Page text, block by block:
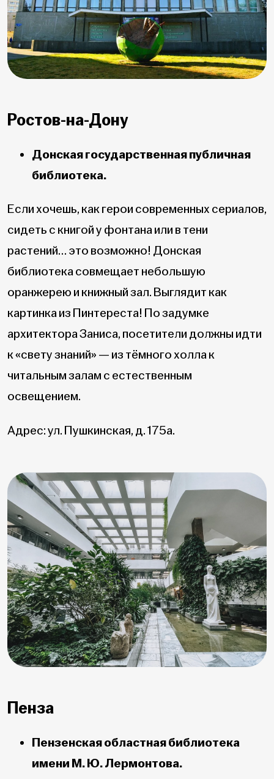
Ростов-на-Дону
Донская государственная публичная
библиотека.
Если хочешь, как герои современных сериалов,
сидеть с книгой у фонтана или в тени
растений… это возможно! Донская
библиотека совмещает небольшую
оранжерею и книжный зал. Выглядит как
картинка из Пинтереста! По задумке
архитектора Заниса, посетители должны идти
к «свету знаний» — из тёмного холла к
читальным залам с естественным
освещением.
Адрес: ул. Пушкинская, д. 175а.
Пенза
Пензенская областная библиотека
имени М. Ю. Лермонтова.